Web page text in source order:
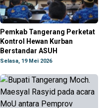
Pemkab Tangerang Perketat
Kontrol Hewan Kurban
Berstandar ASUH
Selasa, 19 Mei 2026